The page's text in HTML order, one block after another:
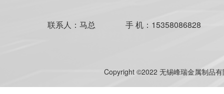
联系人：马总 手 机：15358086828
Copyright ©2022 无锡峰瑞金属制品